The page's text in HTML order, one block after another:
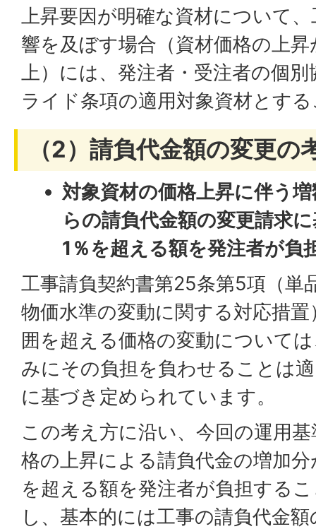
上昇要因が明確な資材について
響を及ぼす場合（資材価格の上
上）には、発注者・受注者の個
ライド条項の適用対象資材とす
（2）請負代金額の変更の
対象資材の価格上昇に伴う
らの請負代金額の変更請求
1％を超える額を発注者が負
工事請負契約書第25条第5項（単
物価水準の変動に関する対応措
囲を超える価格の変動について
みにその負担を負わせることは
に基づき定められています。
この考え方に沿い、今回の運用
格の上昇による請負代金の増加
を超える額を発注者が負担する
し、基本的には工事の請負代金